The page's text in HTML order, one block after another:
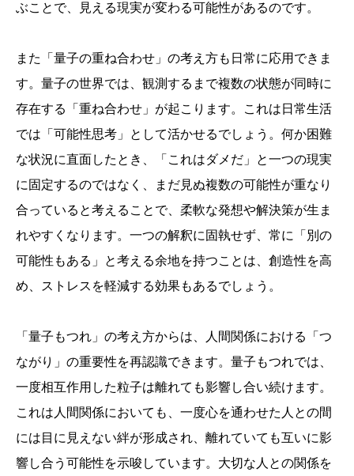
ぶことで、見える現実が変わる可能性があるのです。
また「量子の重ね合わせ」の考え方も日常に応用できま
す。量子の世界では、観測するまで複数の状態が同時に
存在する「重ね合わせ」が起こります。これは日常生活
では「可能性思考」として活かせるでしょう。何か困難
な状況に直面したとき、「これはダメだ」と一つの現実
に固定するのではなく、まだ見ぬ複数の可能性が重なり
合っていると考えることで、柔軟な発想や解決策が生ま
れやすくなります。一つの解釈に固執せず、常に「別の
可能性もある」と考える余地を持つことは、創造性を高
め、ストレスを軽減する効果もあるでしょう。
「量子もつれ」の考え方からは、人間関係における「つ
ながり」の重要性を再認識できます。量子もつれでは、
一度相互作用した粒子は離れても影響し合い続けます。
これは人間関係においても、一度心を通わせた人との間
には目に見えない絆が形成され、離れていても互いに影
響し合う可能性を示唆しています。大切な人との関係を